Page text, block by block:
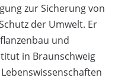
zur Sicherung von
der Umwelt. Er
und
in Braunschweig